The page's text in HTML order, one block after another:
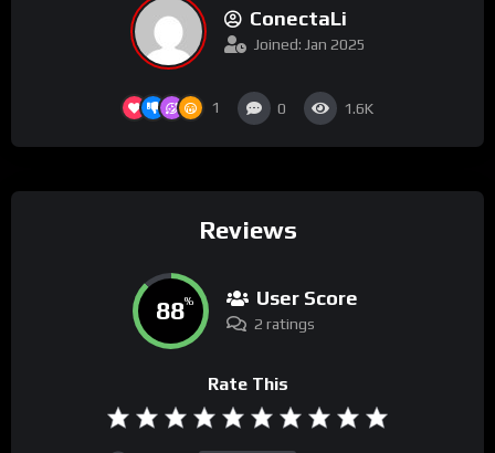
ConectaLi
Joined: Jan 2025
1 0 1.6K
Reviews
88% User Score
2 ratings
Rate This